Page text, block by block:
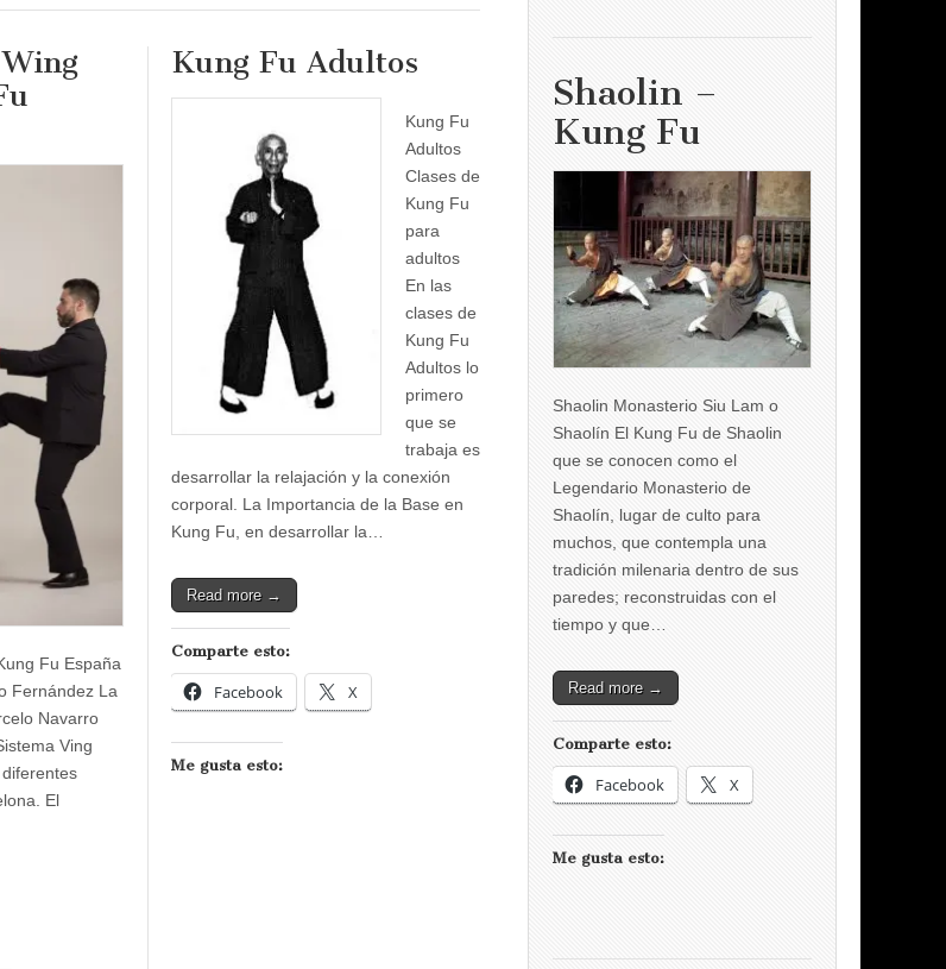
Fu España
Fernández La
Navarro
Ving
El
Kung Fu Adultos
Kung Fu
Adultos
Clases de
Kung Fu
para
adultos
En las
clases de
Kung Fu
Adultos lo
primero
que se
trabaja es
desarrollar la relajación y la conexión
corporal. La Importancia de la Base en
Kung Fu, en desarrollar la…
Read more →
Comparte esto:
Facebook X
Me gusta esto:
Shaolin –
Kung Fu
Shaolin Monasterio Siu Lam o
Shaolín El Kung Fu de Shaolin
que se conocen como el
Legendario Monasterio de
Shaolín, lugar de culto para
muchos, que contempla una
tradición milenaria dentro de sus
paredes; reconstruidas con el
tiempo y que…
Read more →
Comparte esto:
Facebook X
Me gusta esto: